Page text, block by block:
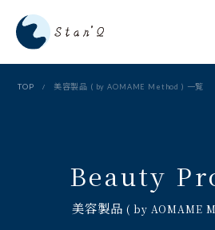
TOP 美容製品 ( by AOMAME Method ) 一覧
Beauty
美容製品( by AOMAME